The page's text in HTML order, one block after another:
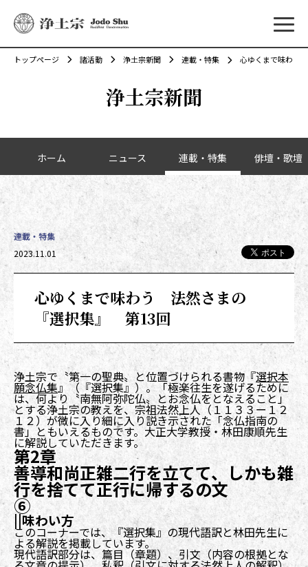
メ
浄土宗新聞
トップページ 諸活動 浄土宗新聞 連載・特集 心ゆくまで味わう
カテゴリーナビゲーション
ホーム ニュース 連載・特集 俳壇・歌壇
心ゆくまで味わう 法然さまの
『選択集』 第13回
連載・特集
投稿日時
2023.11.01
浄土宗で〝第一の聖典〟と位置づけられる書物『選択本
願念仏集』（『選択集』）。「極楽往生を遂げるために
は、何より〝南無阿弥陀仏〟とお念仏をとなえること」
とする浄土宗の教えを、宗祖法然上人（１１３３ー１２
１２）が微に入り細に入り説き示された「念仏指南の
書」ともいえるものです。大正大学教授・林田康順先生
に解説していただきます。
第2章
善導和尚正雑二行を立てて、しかも雑
行を捨てて正行に帰するの文
⑥
||味わい方
このコーナーでは、『選択集』の現代語訳と林田先生に
よる解説を掲載しています。
現代語訳部分は、篇目（章題）、引文（内容の根拠とな